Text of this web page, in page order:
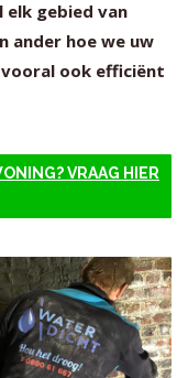
elk gebied van
ander hoe we uw
ook efficiënt
VRAAG HIER